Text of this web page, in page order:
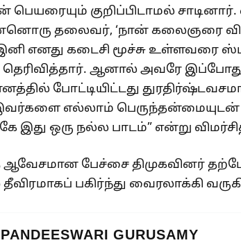
குறிப்பிடாமல்
தலைவர், ‘நான் கலைஞரை
எனது கடைசி மூச்சு உள்ளவரை
தெரிவித்தார். ஆனால் அவரே
போட்டியிட்டது
எல்லாம்
இது ஒரு நல்ல பாடம்” என்று
பேச்சை திமுகவினர்
பகிர்ந்து வைரலாக்கி
PANDEESWARI GURUSAMY